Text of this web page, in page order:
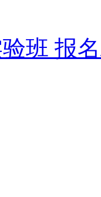
验班 报